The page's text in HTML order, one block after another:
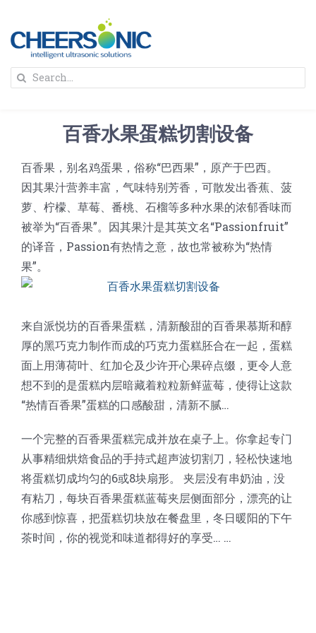
content
蛋糕切割机
圆蛋糕切割机
蛋糕切片机
三角蛋糕切割机
奶酪切片
块状奶酪切片
条状奶酪切片
三明治/披萨/寿司切割
披萨切割机
三明治切割机
面团
常温面团切割
糕点/糖果
阿胶糕切片
谷物棒切割
超声波设备
公司新闻
关于我们
人才招聘
联系我们
Search
百香水果蛋糕切割设备
百香果，别名鸡蛋果，俗称“巴西果”，原产于巴西。
因其果汁营养丰富，气味特别芳香，可散发出香蕉、菠
萝、柠檬、草莓、番桃、石榴等多种水果的浓郁香味而
被举为“百香果”。因其果汁是其英文名“Passionfruit”
的译音，Passion有热情之意，故也常被称为“热情
果”。
来自派悦坊的百香果蛋糕，清新酸甜的百香果慕斯和醇
厚的黑巧克力制作而成的巧克力蛋糕胚合在一起，蛋糕
面上用薄荷叶、红加仑及少许开心果碎点缀，更令人意
想不到的是蛋糕内层暗藏着粒粒新鲜蓝莓，使得让这款
“热情百香果”蛋糕的口感酸甜，清新不腻…
一个完整的百香果蛋糕完成并放在桌子上。你拿起专门
从事精细烘焙食品的手持式超声波切割刀，轻松快速地
将蛋糕切成均匀的6或8块扇形。 夹层没有串奶油，没
有粘刀，每块百香果蛋糕蓝莓夹层侧面部分，漂亮的让
你感到惊喜，把蛋糕切块放在餐盘里，冬日暖阳的下午
茶时间，你的视觉和味道都得好的享受… …